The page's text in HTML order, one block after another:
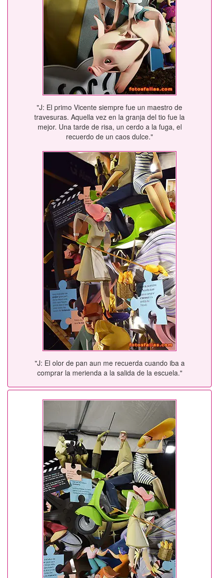
"J: El primo Vicente siempre fue un maestro de
travesuras. Aquella vez en la granja del tio fue la
mejor. Una tarde de risa, un cerdo a la fuga, el
recuerdo de un caos dulce."
"J: El olor de pan aun me recuerda cuando iba a
comprar la merienda a la salida de la escuela."